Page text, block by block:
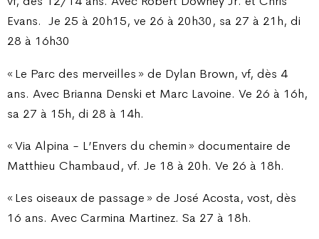
Evans. Je 25 à 20h15, ve 26 à 20h30, sa 27 à 21h, di
28 à 16h30
« Le Parc des merveilles » de Dylan Brown, vf, dès 4
ans. Avec Brianna Denski et Marc Lavoine. Ve 26 à 16h,
sa 27 à 15h, di 28 à 14h.
« Via Alpina - L’Envers du chemin » documentaire de
Matthieu Chambaud, vf. Je 18 à 20h. Ve 26 à 18h.
« Les oiseaux de passage » de José Acosta, vost, dès
16 ans. Avec Carmina Martinez. Sa 27 à 18h.